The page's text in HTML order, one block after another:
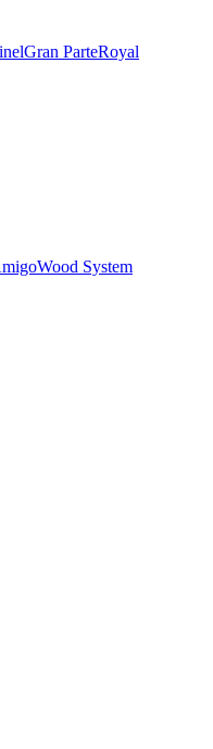
Gran ParteRoyal
Wood System